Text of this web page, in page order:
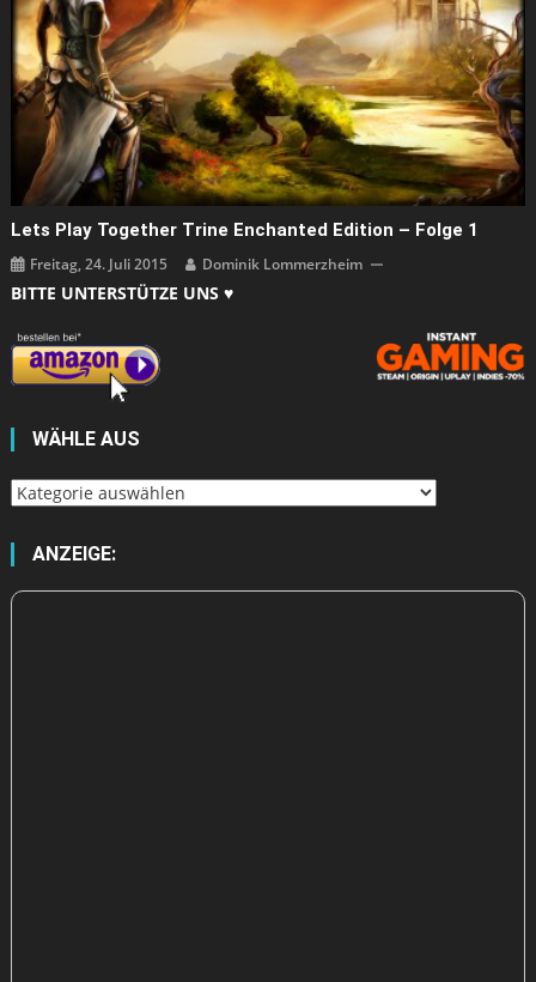
Lets Play Together Trine Enchanted Edition – Folge 1
Freitag, 24. Juli 2015 Dominik Lommerzheim
BITTE UNTERSTÜTZE UNS ♥
WÄHLE AUS
Wähle
ANZEIGE: